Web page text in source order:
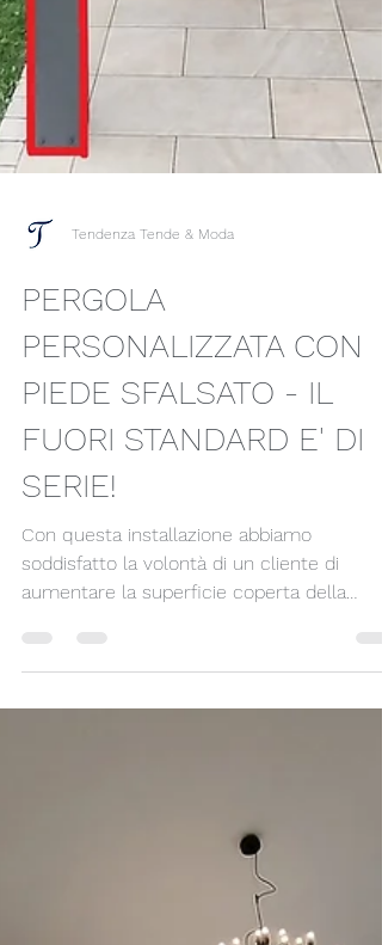
Tendenza Tende & Moda
PERGOLA
PERSONALIZZATA CON
PIEDE SFALSATO - IL
aumentare la superficie coperta della